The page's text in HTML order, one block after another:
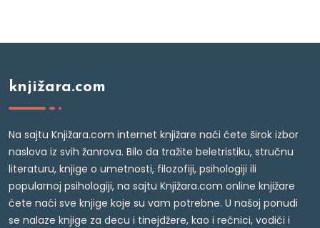
knjižara.com
Na sajtu Knjižara.com internet knjižare naći ćete širok izbor
naslova iz svih žanrova. Bilo da tražite beletristiku, stručnu
literaturu, knjige o umetnosti, filozofiji, psihologiji ili
popularnoj psihologiji, na sajtu Knjižara.com online knjižare
ćete naći sve knjige koje su vam potrebne. U našoj ponudi
se nalaze knjige za decu i tinejdžere, kao i rečnici, vodiči i